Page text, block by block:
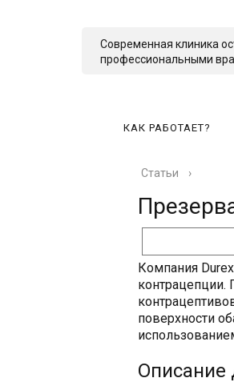
Современная клиника
профессиональными
КАК РАБОТАЕТ?
Статьи ›
Компания
контрацепции.
поверхности